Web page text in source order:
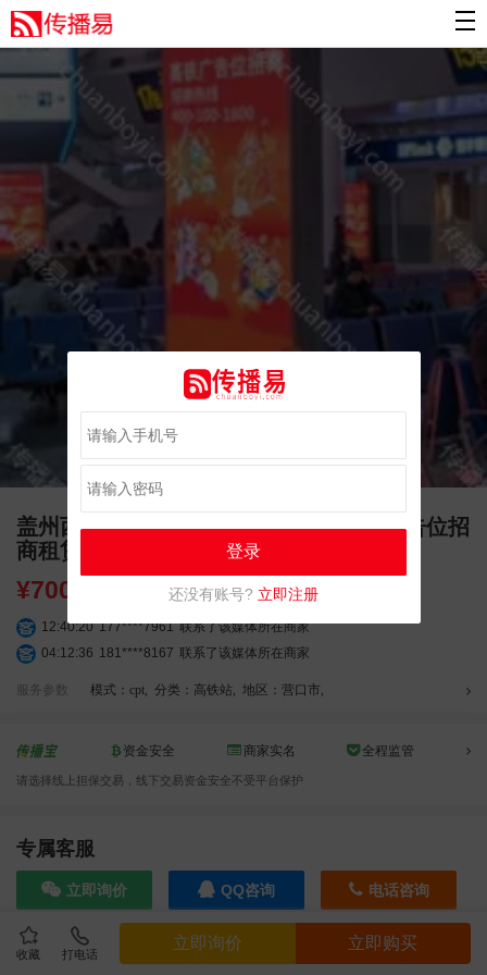
收藏 打电话
立即询价 立即购买
盖州西站高铁广告 独立刷屏 LED 大屏广告位招
商租赁
¥7000.00
12:40:20 177****7961 联系了该媒体所在商家
04:12:36 181****8167 联系了该媒体所在商家
01:50:54 192****2334
联系了该媒体所在商家
10:08:47
155****5272
联系了该媒体所在商家
02:32:27 176****3456 联系了该媒体所在商家
08:36:41
05:24:34 186****8762
联系了该媒体所在商家
06:11:20 166****9198 联系了该媒体所在商家
05:17:23
联系了该媒体所在商家
03:00:41
153****4020
服务参数 模式：cpt, 分类：高铁站, 地区：营口市,
资金安全 商家实名 全程监管
请选择线上担保交易，线下交易资金安全不受平台保护
专属客服
立即询价 QQ咨询 电话咨询
效果截图
登录
还没有账号? 立即注册